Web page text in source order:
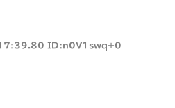
ID:n0V1swq+0